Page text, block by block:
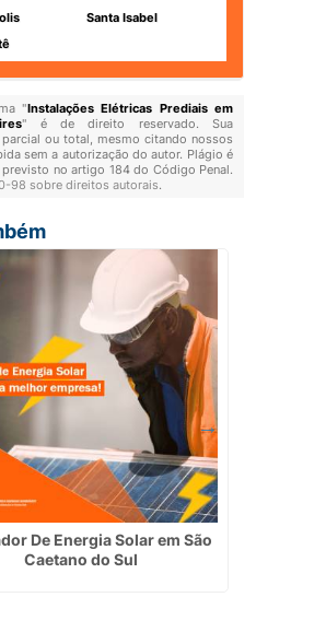
Santa Isabel
"Instalações Elétricas Prediais em
" é de direito reservado. Sua
parcial ou total, mesmo citando nossos
sem a autorização do autor. Plágio é
no artigo 184 do Código Penal.
98 sobre direitos autorais.
De Energia Solar em São
Caetano do Sul